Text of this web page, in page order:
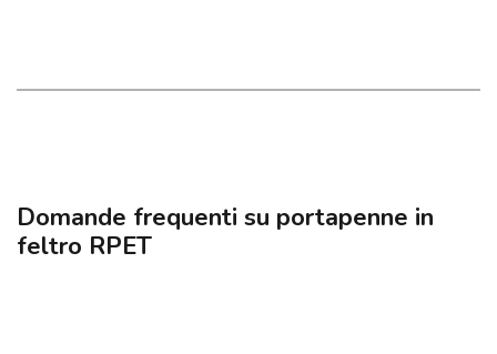
Domande frequenti su portapenne in
feltro RPET